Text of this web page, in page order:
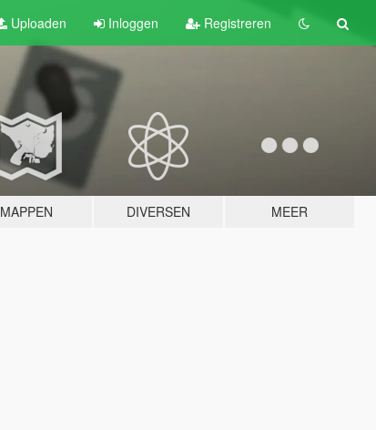
Uploaden Inloggen Registreren
MAPPEN DIVERSEN MEER